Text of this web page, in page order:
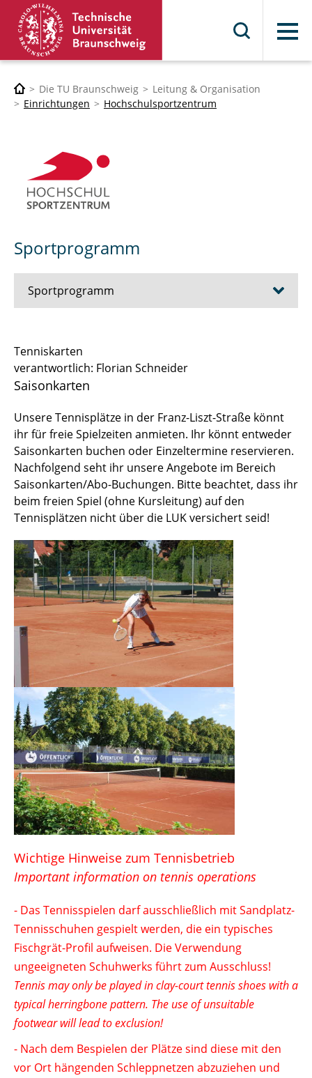
Menü
Die TU Braunschweig
Leitung & Organisation
Einrichtungen
Hochschulsportzentrum
Sportprogramm
Sportprogramm
Buchungs- und Teilnahmebedingungen
Differenzierung der Sportangebote
Feedback Sportangebot
Verletzt im HSP - und nun?
Versicherungen im Sport & Studium
Tenniskarten
verantwortlich: Florian Schneider
Saisonkarten
Unsere Tennisplätze in der Franz-Liszt-Straße könnt
ihr für freie Spielzeiten anmieten. Ihr könnt entweder
Saisonkarten buchen oder Einzeltermine reservieren.
Nachfolgend seht ihr unsere Angebote im Bereich
Saisonkarten/Abo-Buchungen. Bitte beachtet, dass ihr
beim freien Spiel (ohne Kursleitung) auf den
Tennisplätzen nicht über die LUK versichert seid!
Wichtige Hinweise zum Tennisbetrieb
Important information on tennis operations
- Das Tennisspielen darf ausschließlich mit Sandplatz-
Tennisschuhen gespielt werden, die ein typisches
Fischgrät-Profil aufweisen. Die Verwendung
ungeeigneten Schuhwerks führt zum Ausschluss!
Tennis may only be played in clay-court tennis shoes with a
typical herringbone pattern. The use of unsuitable
footwear will lead to exclusion!
- Nach dem Bespielen der Plätze sind diese mit den
vor Ort hängenden Schleppnetzen abzuziehen und